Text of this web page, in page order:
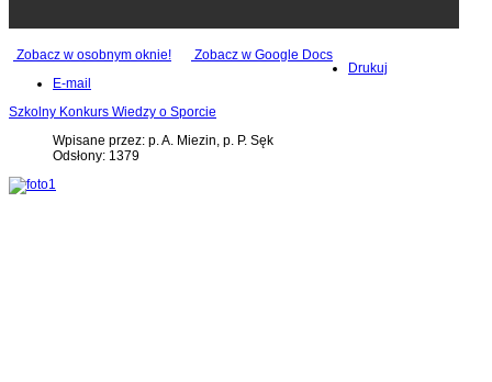
Zobacz w osobnym oknie!
Zobacz w Google Docs
Drukuj
E-mail
Szkolny Konkurs Wiedzy o Sporcie
Wpisane przez: p. A. Miezin, p. P. Sęk
Odsłony: 1379